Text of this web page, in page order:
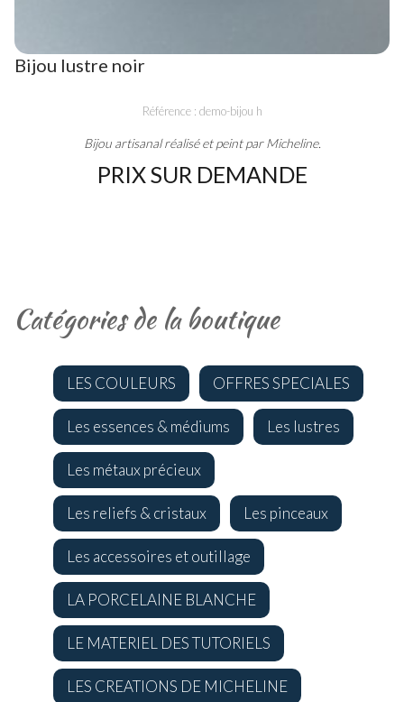
Bijou lustre noir
Référence : demo-bijou h
Bijou artisanal réalisé et peint par Micheline.
PRIX SUR DEMANDE
Catégories de la boutique
LES COULEURS OFFRES SPECIALES
Les essences & médiums Les lustres
Les métaux précieux
Les reliefs & cristaux Les pinceaux
Les accessoires et outillage
LA PORCELAINE BLANCHE
LE MATERIEL DES TUTORIELS
LES CREATIONS DE MICHELINE